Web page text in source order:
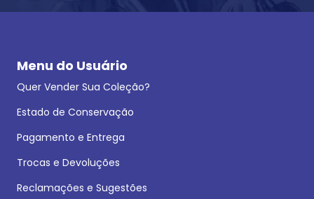
Menu do Usuário
Quer Vender Sua Coleção?
Estado de Conservação
Pagamento e Entrega
Trocas e Devoluções
Reclamações e Sugestões